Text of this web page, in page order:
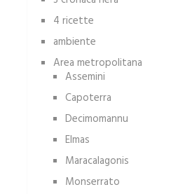
4 ricette
ambiente
Area metropolitana
Assemini
Capoterra
Decimomannu
Elmas
Maracalagonis
Monserrato